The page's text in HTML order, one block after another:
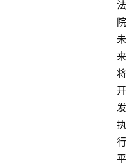
法
院
未
来
将
开
发
执
行
平